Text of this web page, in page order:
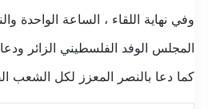
وفي نهاية اللقاء ، الساعة
المجلس الوفد الفلسطيني الزائر
كما دعا بالنصر المعزز لكل الشعب